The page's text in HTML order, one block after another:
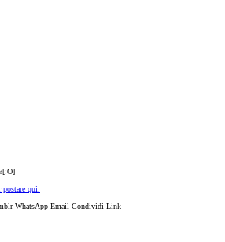
qui.
WhatsApp Email Condividi Link